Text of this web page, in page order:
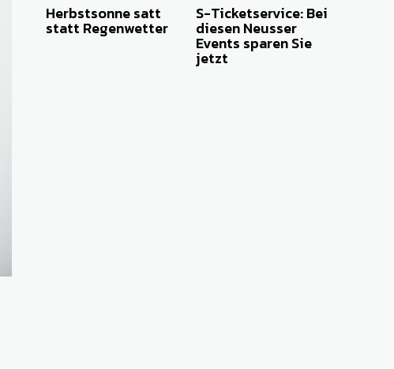
Herbstsonne satt
statt Regenwetter
S-Ticketservice: Bei
diesen Neusser
Events sparen Sie
jetzt